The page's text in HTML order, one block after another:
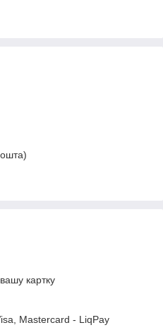
картку
Mastercard - LiqPay